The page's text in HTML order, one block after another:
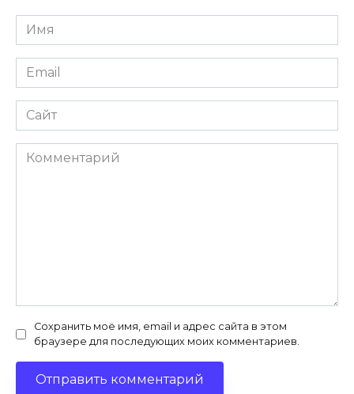
Имя
*
Email
*
Сайт
Комментарий
Сохранить моё имя, email и адрес сайта в этом
браузере для последующих моих комментариев.